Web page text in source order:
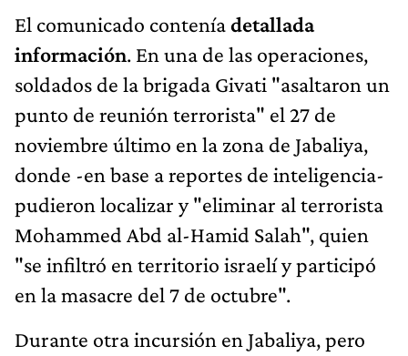
El comunicado conteníadetallada
información. En una de las operaciones,
soldados de la brigada Givati "asaltaron un
punto de reunión terrorista" el 27 de
noviembre último en la zona de Jabaliya,
donde -en base a reportes de inteligencia-
pudieron localizar y "eliminar al terrorista
Mohammed Abd al-Hamid Salah", quien
"se infiltró en territorio israelí y participó
en la masacre del 7 de octubre".
Durante otra incursión en Jabaliya, pero